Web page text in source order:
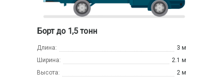
Борт до 1,5 тонн
Длина:
3 м
Ширина:
2.1 м
Высота:
2 м